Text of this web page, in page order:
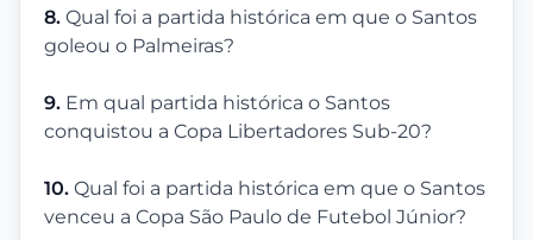
8. Qual foi a partida histórica em que o Santos
goleou o Palmeiras?
9. Em qual partida histórica o Santos
conquistou a Copa Libertadores Sub-20?
10. Qual foi a partida histórica em que o Santos
venceu a Copa São Paulo de Futebol Júnior?